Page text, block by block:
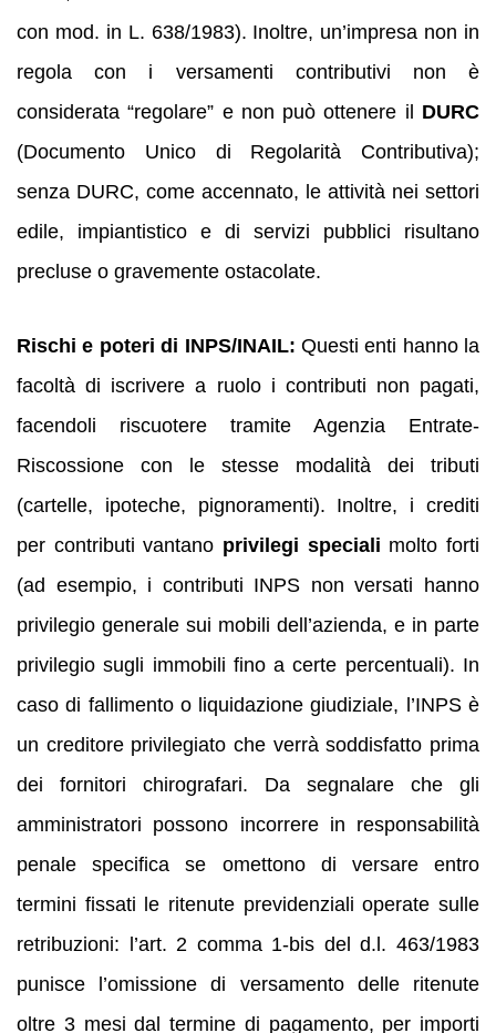
con mod. in L. 638/1983). Inoltre, un’impresa non in
regola con i versamenti contributivi non è
considerata “regolare” e non può ottenere il DURC
(Documento Unico di Regolarità Contributiva);
senza DURC, come accennato, le attività nei settori
edile, impiantistico e di servizi pubblici risultano
precluse o gravemente ostacolate.
Rischi e poteri di INPS/INAIL: Questi enti hanno la
facoltà di iscrivere a ruolo i contributi non pagati,
facendoli riscuotere tramite Agenzia Entrate-
Riscossione con le stesse modalità dei tributi
(cartelle, ipoteche, pignoramenti). Inoltre, i crediti
per contributi vantano privilegi speciali molto forti
(ad esempio, i contributi INPS non versati hanno
privilegio generale sui mobili dell’azienda, e in parte
privilegio sugli immobili fino a certe percentuali). In
caso di fallimento o liquidazione giudiziale, l’INPS è
un creditore privilegiato che verrà soddisfatto prima
dei fornitori chirografari. Da segnalare che gli
amministratori possono incorrere in responsabilità
penale specifica se omettono di versare entro
termini fissati le ritenute previdenziali operate sulle
retribuzioni: l’art. 2 comma 1-bis del d.l. 463/1983
punisce l’omissione di versamento delle ritenute
oltre 3 mesi dal termine di pagamento, per importi